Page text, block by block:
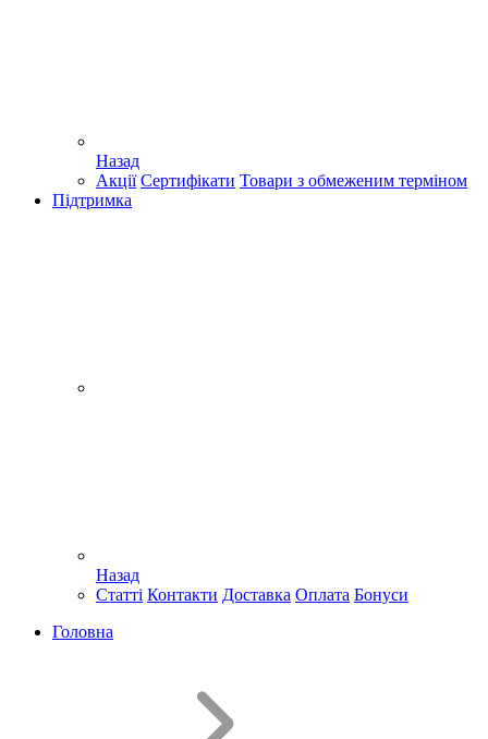
Назад
Акції Сертифікати Товари з обмеженим терміном
Підтримка
Назад
Статті Контакти Доставка Оплата Бонуси
Головна